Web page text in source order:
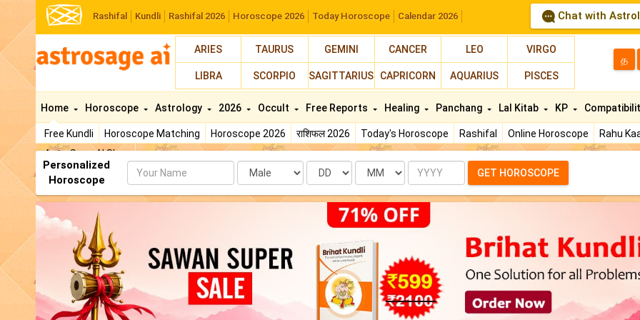
Rashifal Kundli Rashifal 2026 Horoscope 2026 Today Horoscope Calendar 2026 Chat with
ARIES TAURUS GEMINI CANCER LEO VIRGO
LIBRA SCORPIO SAGITTARIUS CAPRICORN AQUARIUS PISCES
த
Home
Free Kundli Horoscope Matching Horoscope 2026 राशिफल 2026 Today's Horoscope Rashifal Online Horoscope Rahu
AstroSage AI Shop
Horoscope Astrology 2026 Occult Free Reports Healing Panchang Lal Kitab KP
Personalized
Horoscope
Name Date Month Year GET HOROSCOPE